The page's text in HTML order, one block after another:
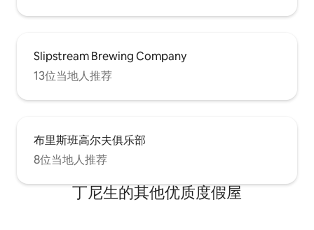
Slipstream Brewing Company
13位当地人推荐
布里斯班高尔夫俱乐部
8位当地人推荐
丁尼生的其他优质度假屋